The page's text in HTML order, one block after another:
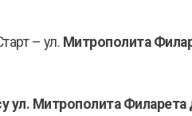
– ул. Митрополита
ул. Митрополита Филарета